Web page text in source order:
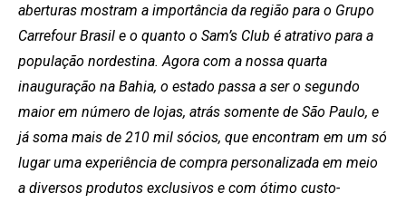
aberturas mostram a importância da região para o Grupo
Carrefour Brasil e o quanto o Sam’s Club é atrativo para a
população nordestina. Agora com a nossa quarta
inauguração na Bahia, o estado passa a ser o segundo
maior em número de lojas, atrás somente de São Paulo, e
já soma mais de 210 mil sócios, que encontram em um só
lugar uma experiência de compra personalizada em meio
a diversos produtos exclusivos e com ótimo custo-